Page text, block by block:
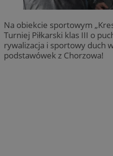
Na obiekcie sportowym
Turniej Piłkarski klas III o
rywalizacja i sportowy duch
podstawówek z Chorzowa!